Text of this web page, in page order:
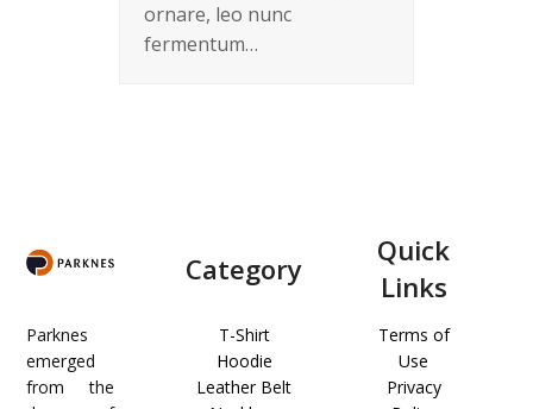
ornare, leo nunc
fermentum…
Parknes
emerged
from the
Category
T-Shirt
Hoodie
Leather Belt
Quick
Links
Terms of
Use
Privacy